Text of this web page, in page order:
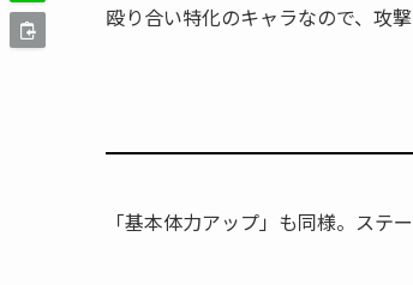
殴り合い特化のキャラなので、攻
「基本体力アップ」も同様。ステ